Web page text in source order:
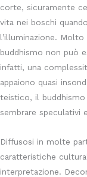
corte, sicuramente
vita nei boschi
l’illuminazione.
buddhismo non può
infatti, una
appaiono quasi
teistico, il buddhismo
sembrare speculativi
Diffusosi in molte
caratteristiche
interpretazione.